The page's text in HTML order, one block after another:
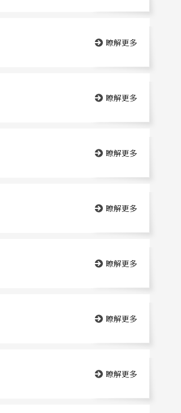
瞭解更多
瞭解更多
瞭解更多
瞭解更多
瞭解更多
瞭解更多
瞭解更多